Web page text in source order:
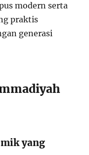
modern serta
praktis
generasi
yang